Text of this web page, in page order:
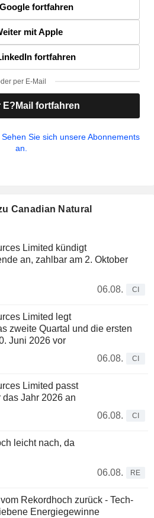
fortfahren
mit Apple
fortfahren
per E-Mail
E?Mail fortfahren
Sehen Sie sich unsere Abonnements
an.
Canadian Natural
Limited kündigt
an, zahlbar am 2. Oktober
06.08.
CI
Limited legt
zweite Quartal und die ersten
Juni 2026 vor
06.08.
CI
Limited passt
Jahr 2026 an
06.08.
CI
leicht nach, da
06.08.
RE
Rekordhoch zurück - Tech-
Energiegewinne